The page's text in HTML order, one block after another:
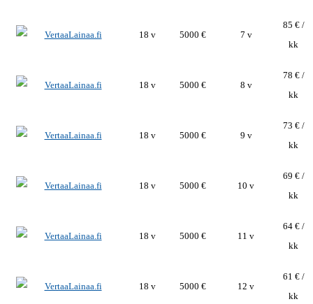
18 v 5000 € 7 v
85 € /
kk
18 v 5000 € 8 v
78 € /
kk
18 v 5000 € 9 v
73 € /
kk
18 v 5000 € 10 v
69 € /
kk
18 v 5000 € 11 v
64 € /
kk
18 v 5000 € 12 v
61 € /
kk